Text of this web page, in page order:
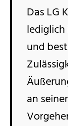
Das LG
und
an